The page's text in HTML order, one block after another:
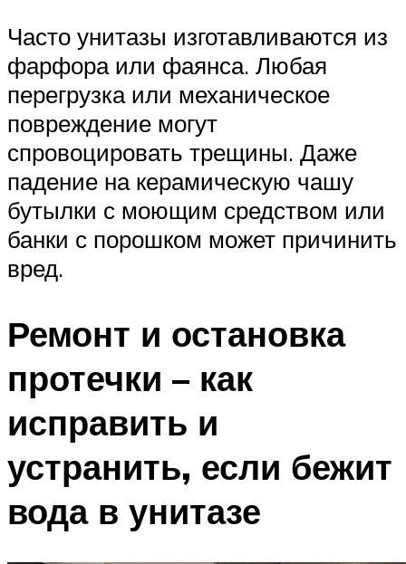
Часто унитазы изготавливаются из
фарфора или фаянса. Любая
перегрузка или механическое
повреждение могут
спровоцировать трещины. Даже
падение на керамическую чашу
бутылки с моющим средством или
банки с порошком может причинить
вред.
Ремонт и остановка
протечки – как
исправить и
устранить, если бежит
вода в унитазе